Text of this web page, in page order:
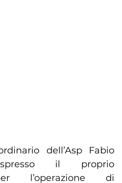
dell’Asp Fabio
il proprio
l’operazione di